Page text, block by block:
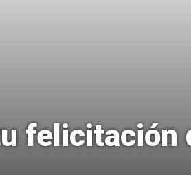
felicitación